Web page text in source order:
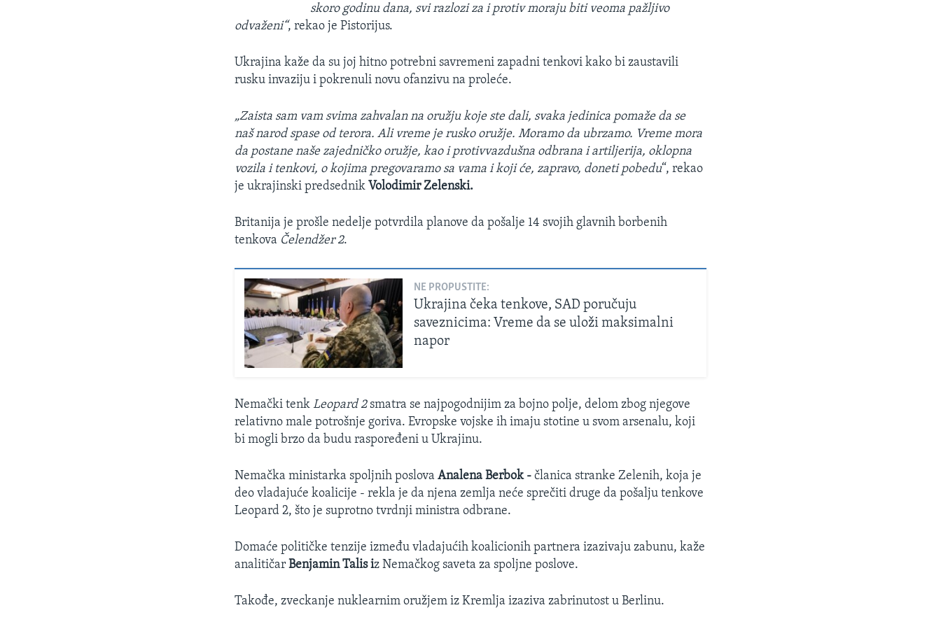
skoro godinu dana, svi razlozi za i protiv moraju biti veoma pažljivo
odvaženi“, rekao je Pistorijus.
Ukrajina kaže da su joj hitno potrebni savremeni zapadni tenkovi kako bi zaustavili
rusku invaziju i pokrenuli novu ofanzivu na proleće.
„Zaista sam vam svima zahvalan na oružju koje ste dali, svaka jedinica pomaže da se
naš narod spase od terora. Ali vreme je rusko oružje. Moramo da ubrzamo. Vreme mora
da postane naše zajedničko oružje, kao i protivvazdušna odbrana i artiljerija, oklopna
vozila i tenkovi, o kojima pregovaramo sa vama i koji će, zapravo, doneti pobedu“, rekao
je ukrajinski predsednik Volodimir Zelenski.
Britanija je prošle nedelje potvrdila planove da pošalje 14 svojih glavnih borbenih
tenkova Čelendžer 2.
NE PROPUSTITE:
Ukrajina čeka tenkove, SAD poručuju
saveznicima: Vreme da se uloži maksimalni
napor
Nemački tenkLeopard 2smatra se najpogodnijim za bojno polje, delom zbog njegove
relativno male potrošnje goriva. Evropske vojske ih imaju stotine u svom arsenalu, koji
bi mogli brzo da budu raspoređeni u Ukrajinu.
Nemačka ministarka spoljnih poslova Analena Berbok - članica stranke Zelenih, koja je
deo vladajuće koalicije - rekla je da njena zemlja neće sprečiti druge da pošalju tenkove
Leopard 2, što je suprotno tvrdnji ministra odbrane.
Domaće političke tenzije između vladajućih koalicionih partnera izazivaju zabunu, kaže
analitičarBenjamin Talis iz Nemačkog saveta za spoljne poslove.
Takođe, zveckanje nuklearnim oružjem iz Kremlja izaziva zabrinutost u Berlinu.